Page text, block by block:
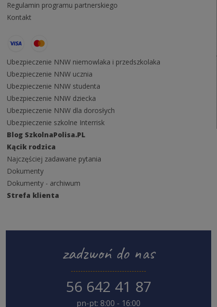
Regulamin programu partnerskiego
Kontakt
Ubezpieczenie NNW niemowlaka i przedszkolaka
Ubezpieczenie NNW ucznia
Ubezpieczenie NNW studenta
Ubezpieczenie NNW dziecka
Ubezpieczenie NNW dla dorosłych
Ubezpieczenie szkolne Interrisk
Blog SzkolnaPolisa.PL
Kącik rodzica
Najczęściej zadawane pytania
Dokumenty
Dokumenty - archiwum
Strefa klienta
zadzwoń do nas
56 642 41 87
pn-pt: 8:00 - 16:00